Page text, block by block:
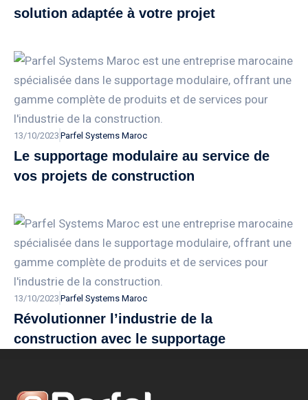
solution adaptée à votre projet
13/10/2023 Parfel Systems Maroc
Le supportage modulaire au service de
vos projets de construction
13/10/2023 Parfel Systems Maroc
Révolutionner l’industrie de la
construction avec le supportage